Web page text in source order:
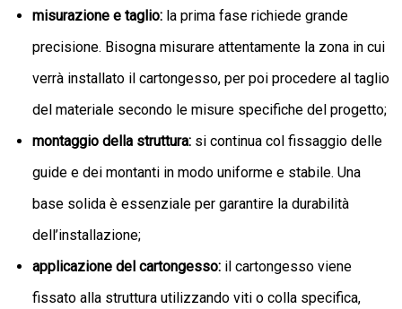
misurazione e taglio: la prima fase richiede grande
precisione. Bisogna misurare attentamente la zona in cui
verrà installato il cartongesso, per poi procedere al taglio
del materiale secondo le misure specifiche del progetto;
montaggio della struttura:si continua col fissaggio delle
guide e dei montanti in modo uniforme e stabile. Una
base solida è essenziale per garantire la durabilità
dell’installazione;
applicazione del cartongesso:il cartongesso viene
fissato alla struttura utilizzando viti o colla specifica,